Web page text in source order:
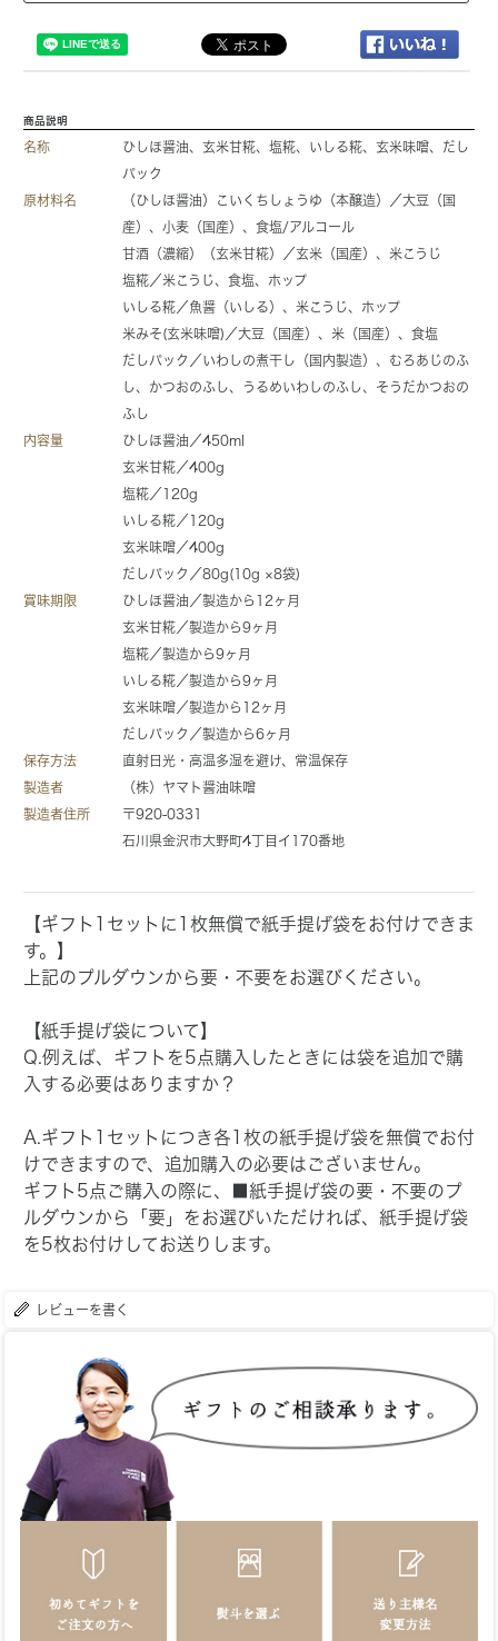
商品説明
名称
ひしほ醤油、玄米甘糀、塩糀、いしる糀、玄米味噌、だし
パック
原材料名
（ひしほ醤油）こいくちしょうゆ（本醸造）／大豆（国
産）、小麦（国産）、食塩/アルコール
甘酒（濃縮）（玄米甘糀）／玄米（国産）、米こうじ
塩糀／米こうじ、食塩、ホップ
いしる糀／魚醤（いしる）、米こうじ、ホップ
米みそ(玄米味噌)／大豆（国産）、米（国産）、食塩
だしパック／いわしの煮干し（国内製造）、むろあじのふ
し、かつおのふし、うるめいわしのふし、そうだかつおの
ふし
内容量
ひしほ醤油／450ml
玄米甘糀／400g
塩糀／120g
いしる糀／120g
玄米味噌／400g
だしパック／80g(10g ×8袋)
賞味期限
ひしほ醤油／製造から12ヶ月
玄米甘糀／製造から9ヶ月
塩糀／製造から9ヶ月
いしる糀／製造から9ヶ月
玄米味噌／製造から12ヶ月
だしパック／製造から6ヶ月
保存方法
直射日光・高温多湿を避け、常温保存
製造者
（株）ヤマト醤油味噌
製造者住所
〒920-0331
石川県金沢市大野町4丁目イ170番地
【ギフト1セットに1枚無償で紙手提げ袋をお付けできま
す。】
上記のプルダウンから要・不要をお選びください。
【紙手提げ袋について】
Q. 例えば、ギフトを5点購入したときには袋を追加で購
入する必要はありますか？
A. ギフト1セットにつき各1枚の紙手提げ袋を無償でお付
けできますので、追加購入の必要はございません。
ギフト5点ご購入の際に、■紙手提げ袋の要・不要のプ
ルダウンから「要」をお選びいただければ、紙手提げ袋
を5枚お付けしてお送りします。
レビューを書く